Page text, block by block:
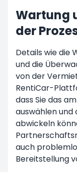
Wartung
der
Details wie die
und die
von der
RentiCar-
dass Sie das
auswählen und
abwickeln
auch
Bereitstellung